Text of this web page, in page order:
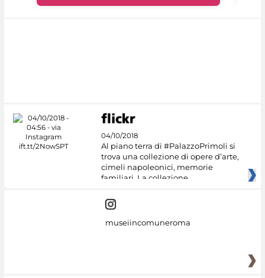
04/10/2018
Al piano terra di #PalazzoPrimoli si
trova una collezione di opere d’arte,
cimeli napoleonici, memorie
familiari. La collezione
museiincomuneroma